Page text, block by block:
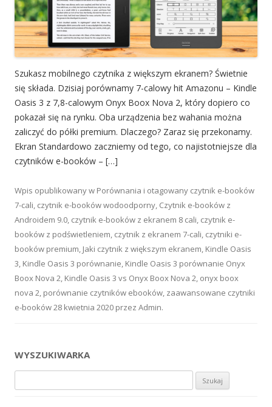
Szukasz mobilnego czytnika z większym ekranem? Świetnie
się składa. Dzisiaj porównamy 7-calowy hit Amazonu – Kindle
Oasis 3 z 7,8-calowym Onyx Boox Nova 2, który dopiero co
pokazał się na rynku. Oba urządzenia bez wahania można
zaliczyć do półki premium. Dlaczego? Zaraz się przekonamy.
Ekran Standardowo zaczniemy od tego, co najistotniejsze dla
czytników e-booków – […]
Wpis opublikowany w Porównania i otagowany czytnik e-booków
7-cali, czytnik e-booków wodoodporny, Czytnik e-booków z
Androidem 9.0, czytnik e-booków z ekranem 8 cali, czytnik e-
booków z podświetleniem, czytnik z ekranem 7-cali, czytniki e-
booków premium, Jaki czytnik z większym ekranem, Kindle Oasis
3, Kindle Oasis 3 porównanie, Kindle Oasis 3 porównanie Onyx
Boox Nova 2, Kindle Oasis 3 vs Onyx Boox Nova 2, onyx boox
nova 2, porównanie czytników ebooków, zaawansowane czytniki
e-booków28 kwietnia 2020 przez Admin.
WYSZUKIWARKA